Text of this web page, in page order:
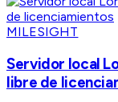
MILESIGHT
Servidor local
libre de